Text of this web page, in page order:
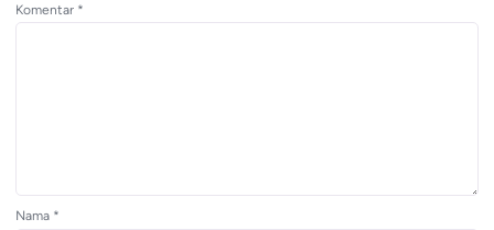
Komentar *
Nama *